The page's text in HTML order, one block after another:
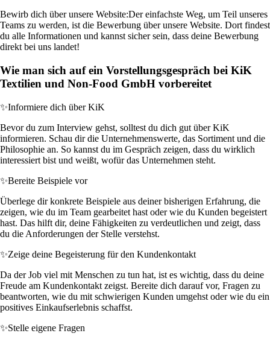
Bewirb dich über unsere Website:Der einfachste Weg, um Teil unseres
Teams zu werden, ist die Bewerbung über unsere Website. Dort findest
du alle Informationen und kannst sicher sein, dass deine Bewerbung
direkt bei uns landet!
Wie man sich auf ein Vorstellungsgespräch bei KiK
Textilien und Non-Food GmbH vorbereitet
✨Informiere dich über KiK
Bevor du zum Interview gehst, solltest du dich gut über KiK
informieren. Schau dir die Unternehmenswerte, das Sortiment und die
Philosophie an. So kannst du im Gespräch zeigen, dass du wirklich
interessiert bist und weißt, wofür das Unternehmen steht.
✨Bereite Beispiele vor
Überlege dir konkrete Beispiele aus deiner bisherigen Erfahrung, die
zeigen, wie du im Team gearbeitet hast oder wie du Kunden begeistert
hast. Das hilft dir, deine Fähigkeiten zu verdeutlichen und zeigt, dass
du die Anforderungen der Stelle verstehst.
✨Zeige deine Begeisterung für den Kundenkontakt
Da der Job viel mit Menschen zu tun hat, ist es wichtig, dass du deine
Freude am Kundenkontakt zeigst. Bereite dich darauf vor, Fragen zu
beantworten, wie du mit schwierigen Kunden umgehst oder wie du ein
positives Einkaufserlebnis schaffst.
✨Stelle eigene Fragen